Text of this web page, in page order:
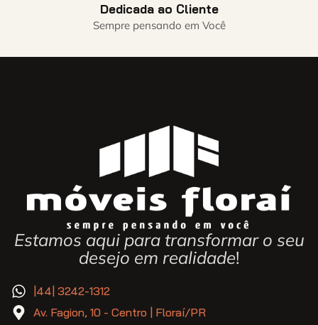
Dedicada ao Cliente
Sempre pensando em Você
Estamos aqui para transformar o seu
desejo em realidade!
|44| 3242-1312
Av. Fagion, 10 - Centro | Floraí/PR